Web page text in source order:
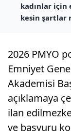
kadınlar için
kesin şartlar
2026 PMYO
Emniyet
Akademisi
açıklamaya
ilan
ve başvuru